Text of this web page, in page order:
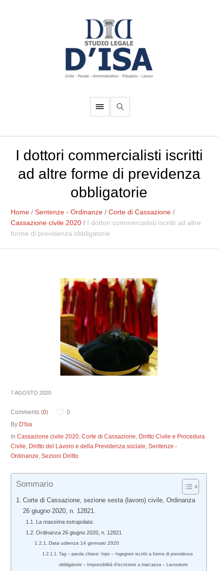
I dottori commercialisti iscritti
ad altre forme di previdenza
obbligatorie
Home /Sentenze - Ordinanze /Corte di Cassazione /
Cassazione civile 2020 / I dottori commercialisti iscritti ad altre
forme di previdenza obbligatorie
7 AGOSTO 2020
Comments (0)
0
By D'Isa
InCassazione civile 2020,Corte di Cassazione, Diritto Civile e Procedura
Civile, Diritto del Lavoro e della Previdenza sociale,Sentenze -
Ordinanze,Sezioni Diritto
Sommario
Corte di Cassazione, sezione sesta (lavoro) civile, Ordinanza
26 giugno 2020, n. 12821.
La massima estrapolata:
Ordinanza 26 giugno 2020, n. 12821
Data udienza 14 gennaio 2020
Tag – parola chiave: Inps – Ingegneri iscritti a forme di previdenza
obbligatorie – Impossibilità d’iscrizione a inarcassa – Lavoratore